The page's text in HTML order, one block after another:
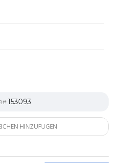
153093
HINZUFÜGEN